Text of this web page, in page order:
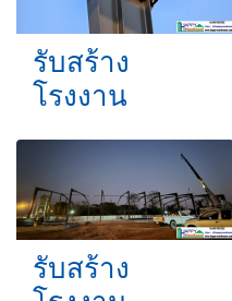
รับสร้าง
โรงงาน
รับสร้าง